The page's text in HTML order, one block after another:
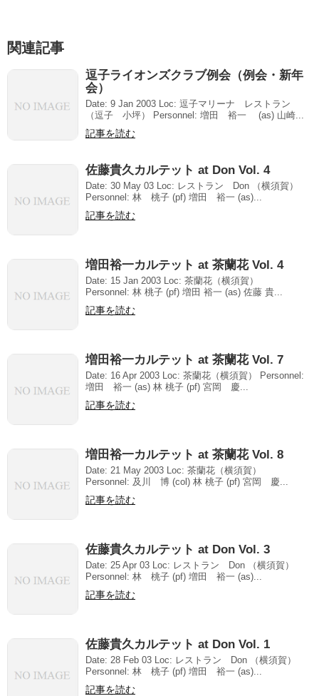
関連記事
逗子ライオンズクラブ例会（例会・新年
会）
Date: 9 Jan 2003 Loc: 逗子マリーナ レストラン
（逗子 小坪） Personnel: 増田 裕一 (as) 山崎...
記事を読む
佐藤貴久カルテット at Don Vol. 4
Date: 30 May 03 Loc: レストラン Don （横須賀）
Personnel: 林 桃子 (pf) 増田 裕一 (as)...
記事を読む
増田裕一カルテット at 茶蘭花 Vol. 4
Date: 15 Jan 2003 Loc: 茶蘭花（横須賀）
Personnel: 林 桃子 (pf) 増田 裕一 (as) 佐藤 貴...
記事を読む
増田裕一カルテット at 茶蘭花 Vol. 7
Date: 16 Apr 2003 Loc: 茶蘭花（横須賀） Personnel:
増田 裕一 (as) 林 桃子 (pf) 宮岡 慶...
記事を読む
増田裕一カルテット at 茶蘭花 Vol. 8
Date: 21 May 2003 Loc: 茶蘭花（横須賀）
Personnel: 及川 博 (col) 林 桃子 (pf) 宮岡 慶...
記事を読む
佐藤貴久カルテット at Don Vol. 3
Date: 25 Apr 03 Loc: レストラン Don （横須賀）
Personnel: 林 桃子 (pf) 増田 裕一 (as)...
記事を読む
佐藤貴久カルテット at Don Vol. 1
Date: 28 Feb 03 Loc: レストラン Don （横須賀）
Personnel: 林 桃子 (pf) 増田 裕一 (as)...
記事を読む